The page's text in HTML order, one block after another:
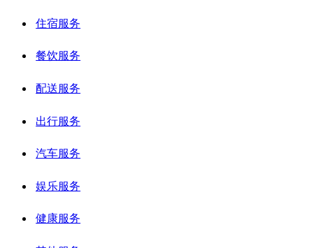
住宿服务
餐饮服务
配送服务
出行服务
汽车服务
娱乐服务
健康服务